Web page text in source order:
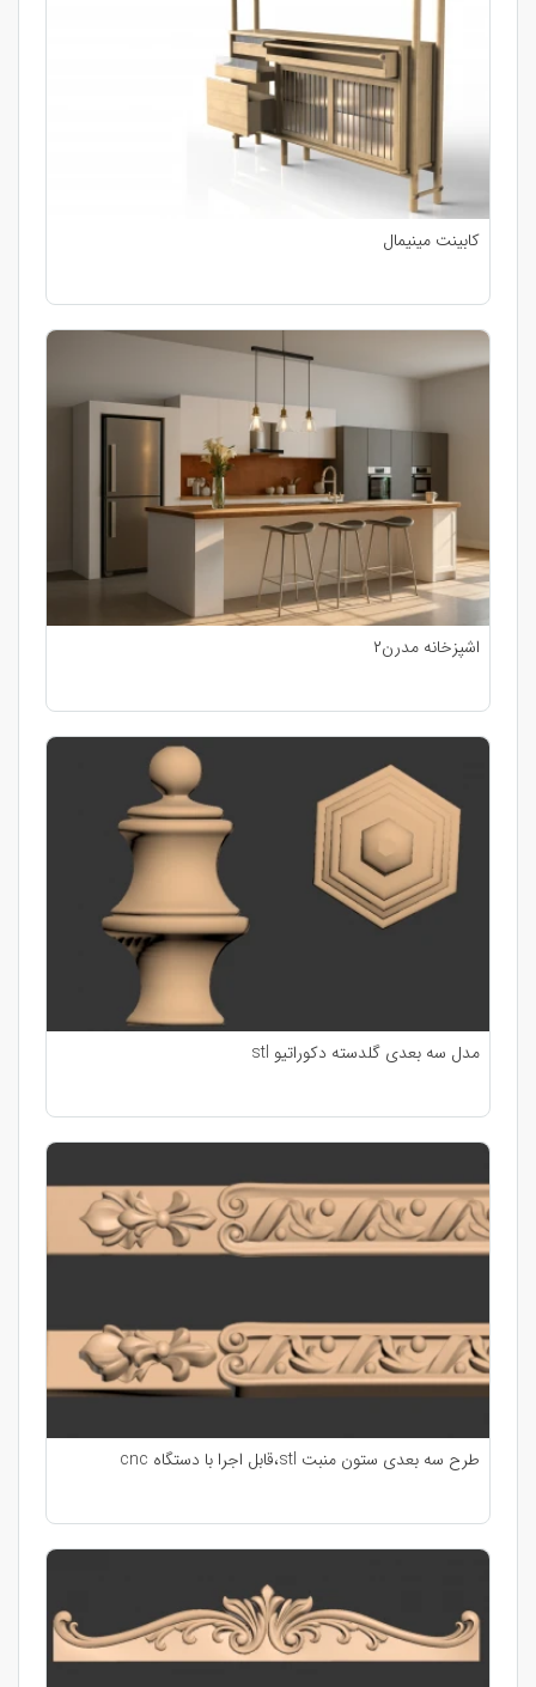
کابینت مینیمال
اشپزخانه مدرن۲
مدل سه بعدی گلدسته دکوراتیو stl
طرح سه بعدی ستون منبت stl،قابل اجرا با دستگاه cnc